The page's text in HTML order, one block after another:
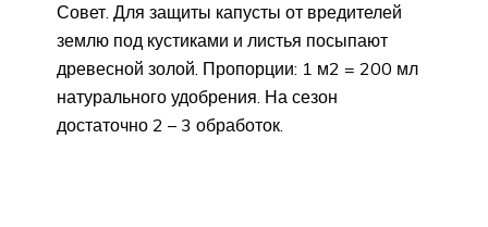
Совет. Для защиты капусты от вредителей
землю под кустиками и листья посыпают
древесной золой. Пропорции: 1 м2 = 200 мл
натурального удобрения. На сезон
достаточно 2 – 3 обработок.